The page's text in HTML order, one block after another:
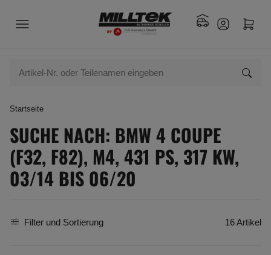
Startseite
SUCHE NACH: BMW 4 COUPE
(F32, F82), M4, 431 PS, 317 KW,
03/14 BIS 06/20
Filter und Sortierung 16 Artikel